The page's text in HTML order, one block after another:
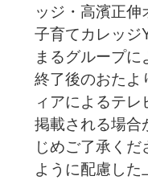
ッジ・高濱正
子育てカレッジ
まるグループに
終了後のおた
ィアによるテ
掲載される場合
じめご了承く
ように配慮した